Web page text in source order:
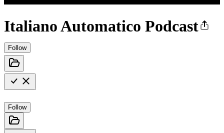
Italiano Automatico Podcast
Follow
Follow